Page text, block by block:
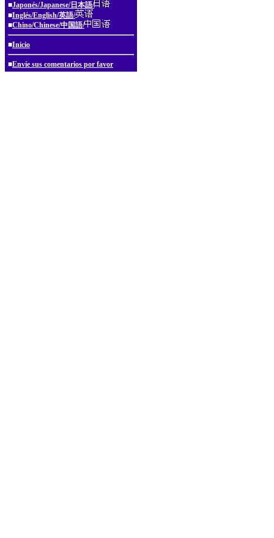
■Japonés/Japanese/日本語/
■Inglés/English/英語/
■Chino/Chinese/中国語/
■Inicio
■Envíe sus comentarios por favor